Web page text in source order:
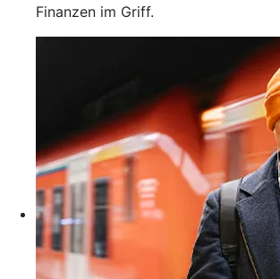
Finanzen im Griff.